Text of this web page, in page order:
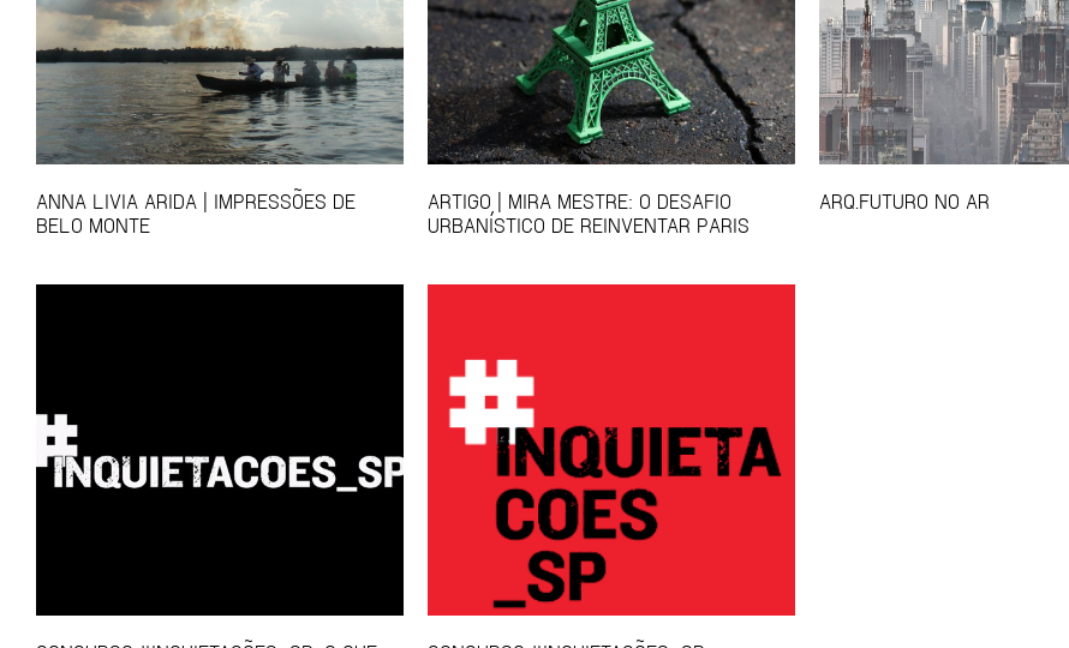
ANNA LIVIA ARIDA | IMPRESSÕES DE
BELO MONTE
ARTIGO | MIRA MESTRE: O DESAFIO
URBANÍSTICO DE REINVENTAR PARIS
ARQ.FUTURO NO AR